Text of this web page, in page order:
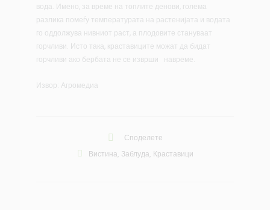
вода. Имено, за време на топлите денови, голема
разлика помеѓу температурата на растенијата и водата
го оддолжува нивниот раст, а плодовите стануваат
горчливи. Исто така, краставиците можат да бидат
горчливи ако бербата не се изврши навреме.
Извор: Агромедиа
Споделете
Вистина, Заблуда, Краставици